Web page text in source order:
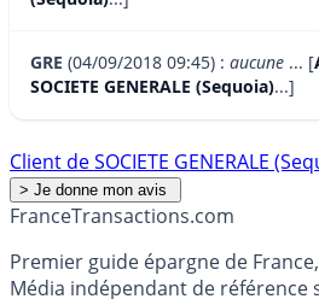
GRE (04/09/2018 09:45) : aucune ... [
SOCIETE GENERALE (Sequoia)...]
Client de SOCIETE GENERALE
FranceTransactions.com
Premier guide épargne de
Média indépendant de référence